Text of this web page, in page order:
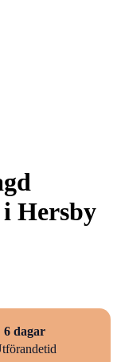
Hersby
6 dagar